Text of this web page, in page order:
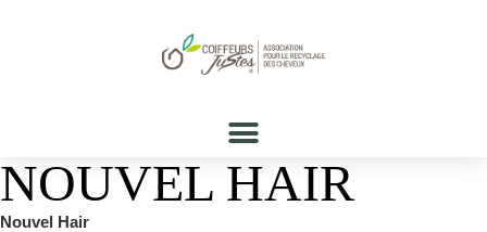
NOUVEL HAIR
Nouvel Hair